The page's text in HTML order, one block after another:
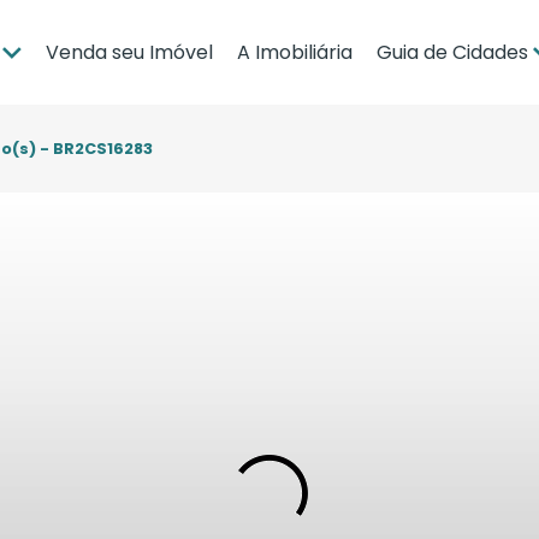
Venda seu Imóvel A Imobiliária Guia de Cidades
- BR2CS16283